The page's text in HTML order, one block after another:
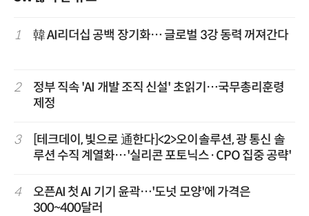
1 韓 AI리더십 공백 장기화… 글로벌 3강 동력 꺼져간다
2
정부 직속 'AI 개발 조직 신설' 초읽기…국무총리훈령
제정
3
[테크데이, 빛으로 通한다]<2>오이솔루션, 광 통신 솔
루션 수직 계열화…'실리콘 포토닉스·CPO 집중 공략'
4
오픈AI 첫 AI 기기 윤곽…'도넛 모양'에 가격은
300~400달러